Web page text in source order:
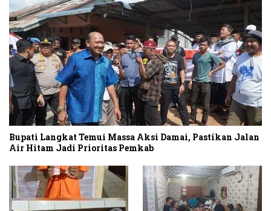
Bupati Langkat Temui Massa Aksi Damai, Pastikan Jalan
Air Hitam Jadi Prioritas Pemkab